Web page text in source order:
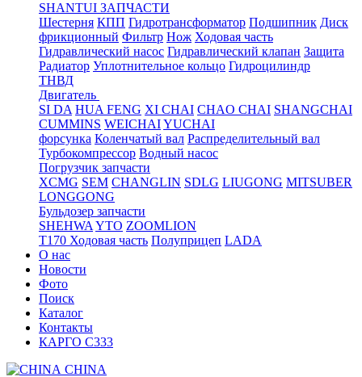
SHANTUI ЗАПЧАСТИ
Шестерня КПП Гидротрансформатор Подшипник Диск
фрикционный Фильтр Нож Ходовая часть
Гидравлический насос Гидравлический клапан Защита
Радиатор Уплотнительное кольцо Гидроцилиндр
ТНВД
Двигатель
SI DA HUA FENG XI CHAI CHAO CHAI SHANGCHAI
CUMMINS WEICHAIYUCHAI
форсунка Коленчатый вал Распределительный вал
Турбокомпрессор Водный насос
Погрузчик запчасти
XCMG SEM CHANGLIN SDLG LIUGONG MITSUBER
LONGGONG
Бульдозер запчасти
SHEHWA YTO ZOOMLION
T170 Ходовая часть Полуприцеп LADA
О нас
Новости
Фото
Поиск
Каталог
Контакты
КАРГО С333
CHINA